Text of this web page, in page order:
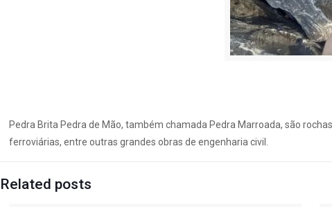
Pedra Brita Pedra de Mão, também chamada Pedra Marroada, são
ferroviárias, entre outras grandes obras de engenharia civil.
Related posts